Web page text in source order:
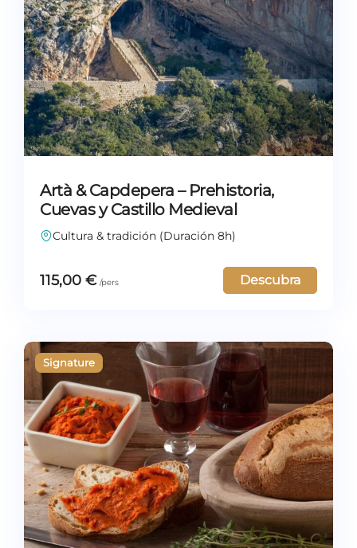
Artà & Capdepera – Prehistoria,
Cuevas y Castillo Medieval
Cultura & tradición (Duración 8h)
115,00 € Descubra